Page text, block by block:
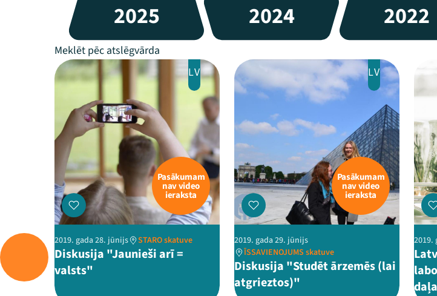
2025 2024 2022
LV
Pasākumam
nav video
ieraksta
2019. gada 28. jūnijs STARO skatuve
Diskusija "Jaunieši arī =
valsts"
LV
Pasākumam
nav video
ieraksta
2019. gada 29. jūnijs
ĪSSAVIENOJUMS skatuve
Diskusija "Studēt ārzemēs (lai
atgrieztos)"
2019.
daļa